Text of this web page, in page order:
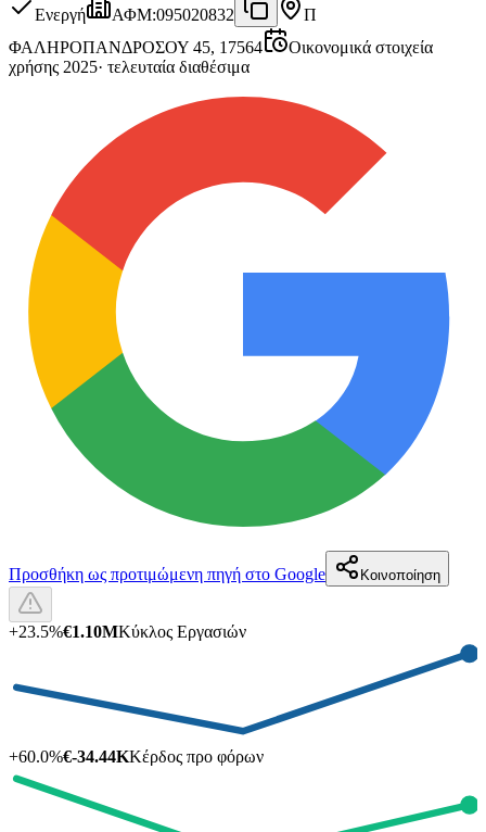
Ενεργή ΑΦΜ:095020832
Π
ΦΑΛΗΡΟΠΑΝΔΡΟΣΟΥ 45, 17564
Οικονομικά στοιχεία
χρήσης 2025· τελευταία διαθέσιμα
Προσθήκη ως προτιμώμενη πηγή στο Google Κοινοποίηση
+23.5%€1.10MΚύκλος Εργασιών
+60.0%€-34.44KΚέρδος προ φόρων